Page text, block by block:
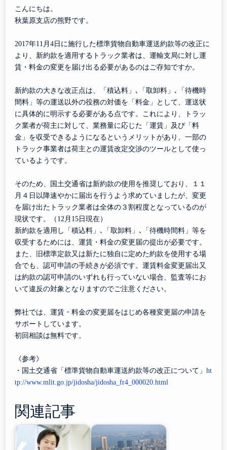
こんにちは。
秋葉原支店の熊野です。
2017年11 月4 日に施行した標準貨物自動車運送約款等の改正に
より、新約款を適用するトラック業者は、運輸支局に対し運
賃・料金の変更を届け出る必要があるのはご存知ですか。
新約款の大きな改正点は、「積込料」､「取卸料」､「待機時
間料」等の運送以外の役務の対価を「料金」として、運送状
に具体的に明示する必要がある点です。これにより、トラッ
ク業者が荷主に対して、業務量に応じた「運賃」及び「料
金」を収受できるようになるというメリットがあり、一部の
トラック事業者は荷主との運賃改定交渉のツールとして使っ
ているようです。
そのため、国土交通省は新約款の使用を推奨しており、１１
月４日以降速やかに届出を行うよう求めていましたが、変更
を届け出たトラック業者は全体の３割程度となっているのが
現状です。（ 12月 15 日現在）
新約款を適用し「積込料」､「取卸料」､「待機時間料」等を
収受するためには、運賃・料金の変更届の提出が必要です。
また、旧標準定款又は新たに独自に定めた約款を使用する場
合でも、認可申請の手続きが必須です。運賃料金変更届出又
は約款の認可申請のいずれも行っていない場合、監査等にお
いて違反の対象となりますのでご注意ください。
弊社では、運賃・料金の変更届をはじめ各種変更届の申請を
サポートしています。
初回相談は無料です。
《参考》
・国土交通省「標準貨物自動車運送約款等の改正について」ht
tp://www.mlit.go.jp/jidosha/jidosha_fr4_000020.html
関連記事